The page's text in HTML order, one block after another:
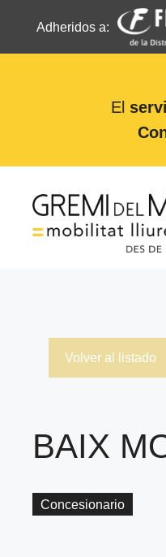
Adheridos a:
El
contenido
Volver al listado
BAIX
Concesionario